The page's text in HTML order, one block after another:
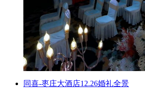
同喜-枣庄大酒店12.26婚礼全景